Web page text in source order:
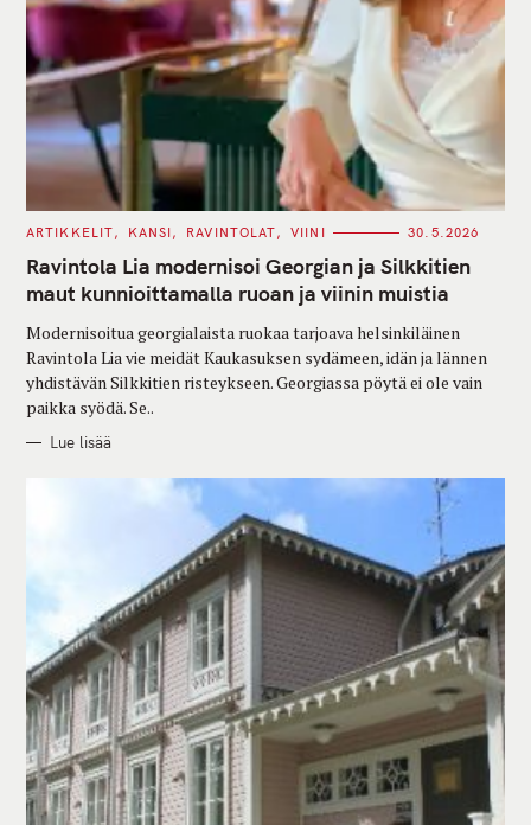
C
T
E
G
O
I
S
ARTIKKELIT KANSI RAVINTOLAT VIINI 30.5.2026
Ravintola Lia modernisoi Georgian ja Silkkitien
maut kunnioittamalla ruoan ja viinin muistia
Modernisoitua georgialaista ruokaa tarjoava helsinkiläinen
Ravintola Lia vie meidät Kaukasuksen sydämeen, idän ja lännen
yhdistävän Silkkitien risteykseen. Georgiassa pöytä ei ole vain
paikka syödä. Se..
Lue lisää